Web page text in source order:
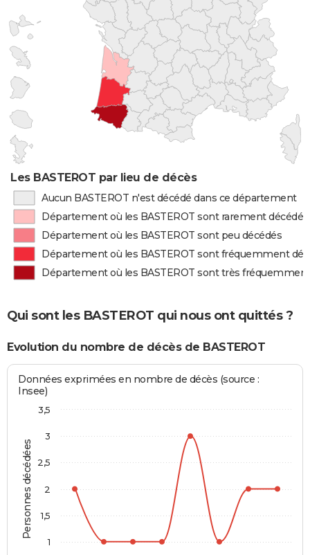
Les BASTEROT par lieu de décès
Aucun BASTEROT n'est décédé dans ce département
Département où les BASTEROT sont rarement décédés
Département où les BASTEROT sont peu décédés
Département où les BASTEROT sont fréquemment
Département où les BASTEROT sont très
Qui sont les BASTEROT qui nous ont quittés ?
Evolution du nombre de décès de BASTEROT
Personnes décédées
Données exprimées en nombre de décès (source :
Insee)
1
1,5
2
2,5
3
3,5